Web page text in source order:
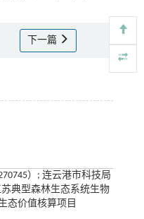
下一篇
）; 连云港市科技局
苏典型森林生态系统生物
态价值核算项目